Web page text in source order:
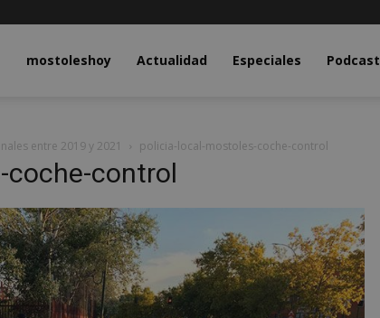
mostoleshoy Actualidad Especiales Podcast
entre 2019 y 2021 policia-local-mostoles-coche-control
coche-control